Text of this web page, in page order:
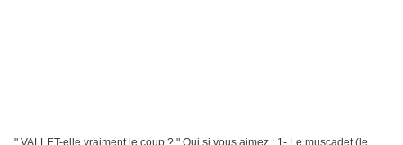
" VALLET-elle vraiment le coup ? " Oui si vous aimez : 1- Le muscadet (le